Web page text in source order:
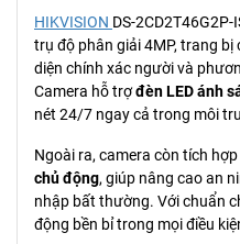
HIKVISION DS-
trụ độ phân giải 4MP, trang bị
diện chính xác người và
Camera hỗ trợđèn LED ánh
nét 24/7 ngay cả trong môi
Ngoài ra, camera còn tích hợp
chủ động, giúp nâng cao an
nhập bất thường. Với chuẩn
động bền bỉ trong mọi điều